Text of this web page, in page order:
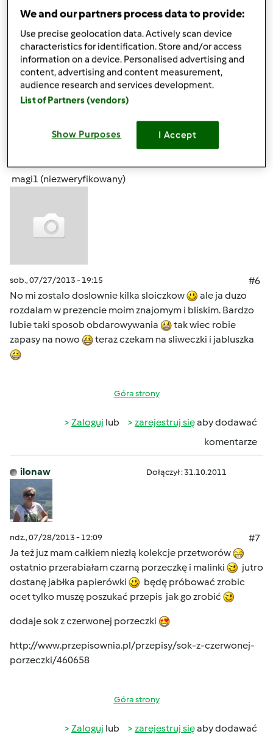
Pozdrawiam
Góra strony
Zalogujlub zarejestruj się
komentarze
magi1 (niezweryfikowany)
sob., 07/27/2013 - 19:15
#6
No mi zostalo doslownie kilka sloiczkow
ale ja duzo
rozdalam w prezencie moim znajomym i bliskim. Bardzo
lubie taki sposob obdarowywania
tak wiec robie
zapasy na nowo
teraz czekam na sliweczki i jabluszka
Góra strony
Zaloguj lub zarejestruj sięaby dodawać
komentarze
ilonaw Dołączył : 31.10.2011
ndz., 07/28/2013 - 12:09
#7
Ja też juz mam całkiem niezłą kolekcje przetworów
ostatnio przerabiałam czarną porzeczkę i malinki
jutro
dostanę jabłka papierówki
będę próbować zrobic
ocet tylko muszę poszukać przepis jak go zrobić
dodaje sok z czerwonej porzeczki
http://www.przepisownia.pl/przepisy/sok-z-czerwonej-
porzeczki/460658
Góra strony
Zaloguj lub zarejestruj sięaby dodawać
We and our partners process data to provide:
Use precise geolocation data. Actively scan device
characteristics for identification. Store and/or access
information on a device. Personalised advertising and
content, advertising and content measurement,
audience research and services development.
List of Partners (vendors)
Show Purposes I Accept